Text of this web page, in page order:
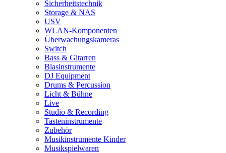
Sicherheitstechnik
Storage & NAS
USV
WLAN-Komponenten
Überwachungskameras
Switch
Bass & Gitarren
Blasinstrumente
DJ Equipment
Drums & Percussion
Licht & Bühne
Live
Studio & Recording
Tasteninstrumente
Zubehör
Musikinstrumente Kinder
Musikspielwaren